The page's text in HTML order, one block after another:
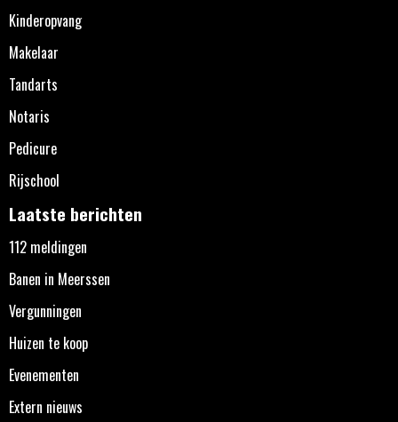
Kinderopvang
Makelaar
Tandarts
Notaris
Pedicure
Rijschool
Laatste berichten
112 meldingen
Banen in Meerssen
Vergunningen
Huizen te koop
Evenementen
Extern nieuws